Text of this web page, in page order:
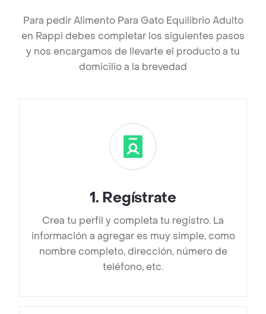
Para pedir Alimento Para Gato Equilibrio Adulto
en Rappi debes completar los siguientes pasos
y nos encargamos de llevarte el producto a tu
domicilio a la brevedad
1. Regístrate
Crea tu perfil y completa tu registro. La
información a agregar es muy simple, como
nombre completo, dirección, número de
teléfono, etc.